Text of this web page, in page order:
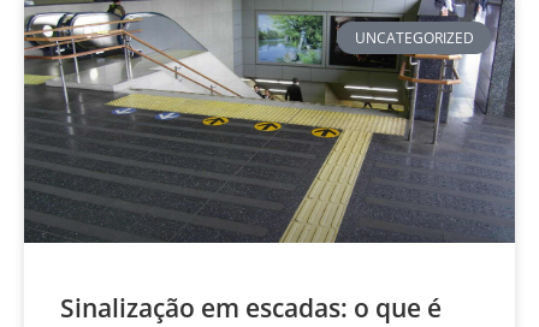
UNCATEGORIZED
Sinalização em escadas: o que é